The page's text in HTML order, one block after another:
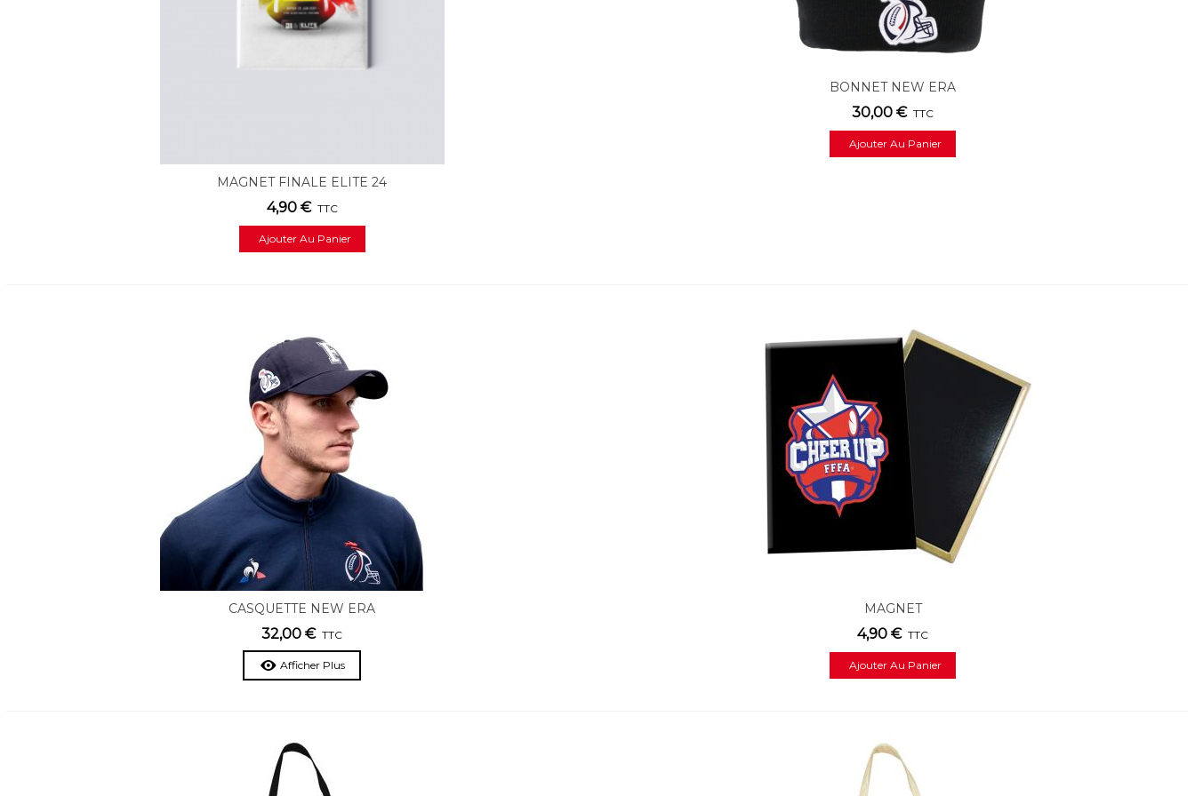
MAGNET FINALE ELITE 24
4,90 € TTC
Ajouter Au Panier
BONNET NEW ERA
30,00 € TTC
Ajouter Au Panier
CASQUETTE NEW ERA
32,00 € TTC
Afficher Plus
MAGNET
4,90 € TTC
Ajouter Au Panier